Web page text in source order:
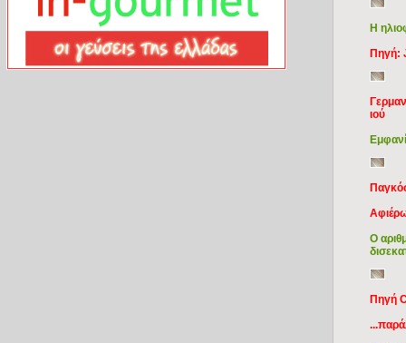
Η
Πηγή:
ιού
Ο
Πηγή